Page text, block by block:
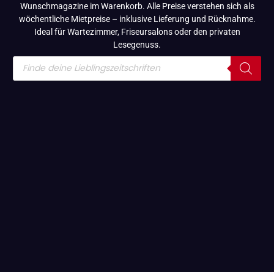
Wunschmagazine im Warenkorb. Alle Preise verstehen sich als
wöchentliche Mietpreise – inklusive Lieferung und Rücknahme.
Ideal für Wartezimmer, Friseursalons oder den privaten
Lesegenuss.
Products
search